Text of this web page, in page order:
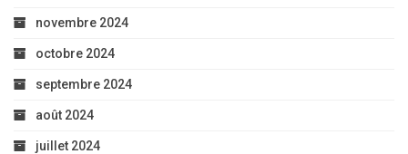
novembre 2024
octobre 2024
septembre 2024
août 2024
juillet 2024